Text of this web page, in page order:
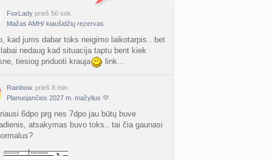
valymas
siksnyteee prieš 2 d.
Šklėrius
mėnesio dvyniai
AgnieskaAdele prieš 2 d.
Jonas
linikea223
FoxLady prieš 56 sek.
Mažas AMH/ kiaušidžių rezervas
kad jums dabar toks neigimo laikotarpis.. bet
nedaug kad situacija taptu bent kiek
tiesiog priduoti krauja
link…
Rainbow. prieš 8 min.
Planuojančios 2027 m. mažylius 💛
6dpo prg nes 7dpo jau būtų buve
atsakymas buvo toks.. tai čia gaunasi